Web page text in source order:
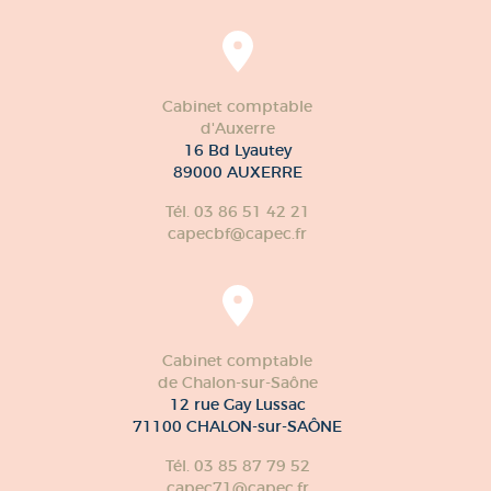
Cabinet comptable
d'Auxerre
16 Bd Lyautey
89000 AUXERRE
Tél. 03 86 51 42 21
capecbf@capec.fr
Cabinet comptable
de Chalon-sur-Saône
12 rue Gay Lussac
71100 CHALON-sur-SAÔNE
Tél. 03 85 87 79 52